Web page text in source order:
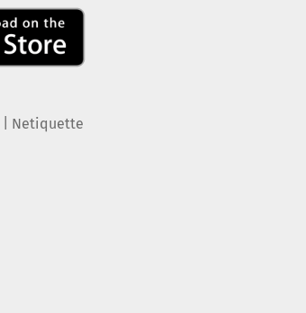
Netiquette